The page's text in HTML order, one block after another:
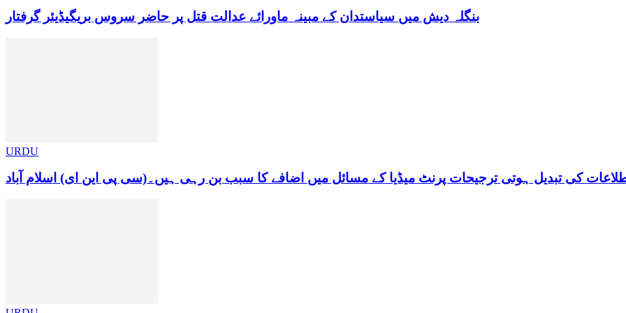
بنگلہ دیش میں سیاستدان کے مبینہ ماورائے عدالت قتل پر حاضر سروس بریگیڈیئر گرفتار
URDU
کی تبدیل ہوتی ترجیحات پرنٹ میڈیا کے مسائل میں اضافے کا سبب بن رہی ہیں۔(سی پی این ای) اسلام آباد